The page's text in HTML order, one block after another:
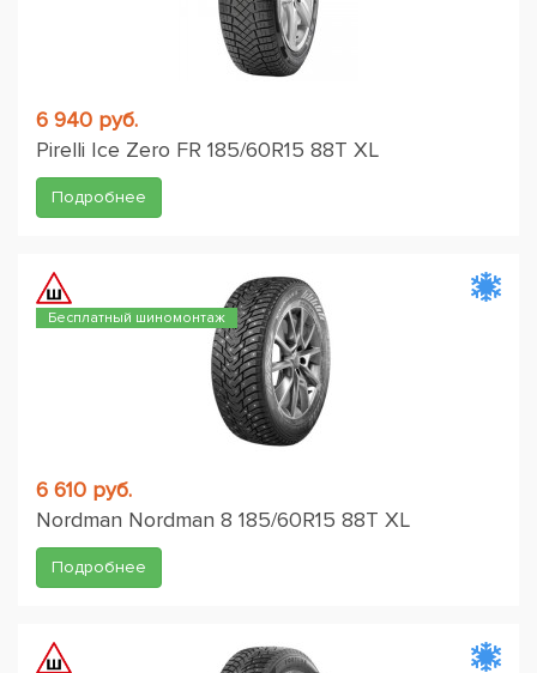
6 940 руб.
Pirelli Ice Zero FR 185/60R15 88T XL
Подробнее
Бесплатный шиномонтаж
6 610 руб.
Nordman Nordman 8 185/60R15 88T XL
Подробнее